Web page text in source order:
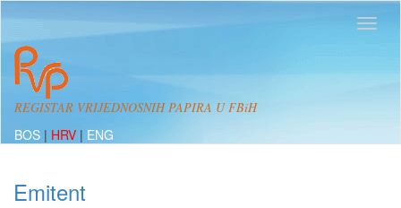
REGISTAR VRIJEDNOSNIH PAPIRA U FBiH
BOS | HRV | ENG
Emitent